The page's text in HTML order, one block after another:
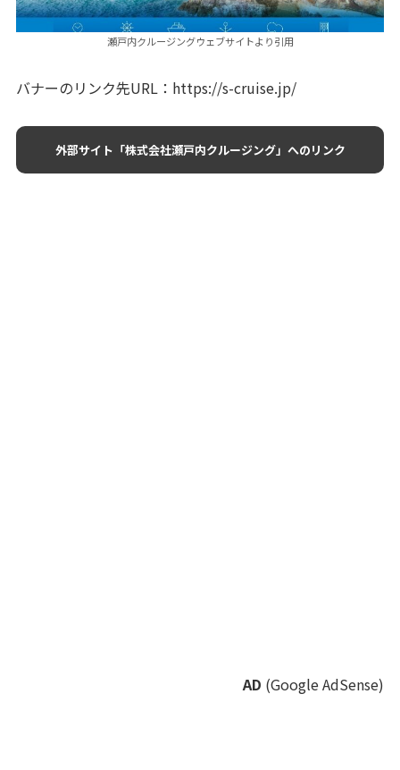
瀬戸内クルージングウェブサイトより引用
バナーのリンク先URL：https://s-cruise.jp/
外部サイト「株式会社瀬戸内クルージング」へのリンク
AD (Google AdSense)